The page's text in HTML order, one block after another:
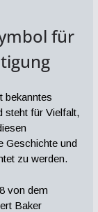
für
bekanntes
steht für Vielfalt,
Geschichte und
zu werden.
von dem
Baker